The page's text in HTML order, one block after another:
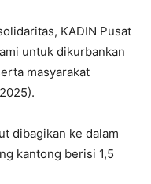
KADIN Pusat
untuk dikurbankan
masyarakat
dibagikan ke dalam
kantong berisi 1,5